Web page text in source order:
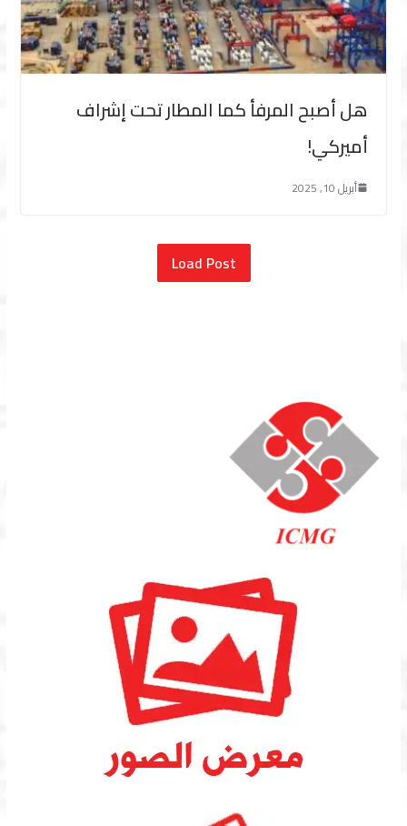
هل أصبح المرفأ كما المطار تحت إشراف
أميركي!
أبريل 10, 2025
Load Post